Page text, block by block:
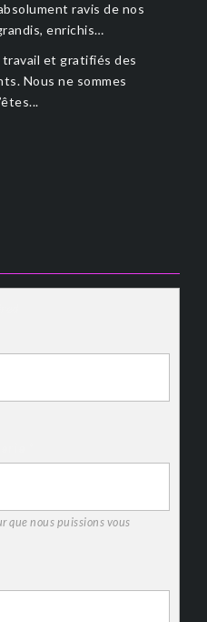
ravis de nos
enrichis…
et gratifiés des
Nous ne sommes
que nous puissions vous